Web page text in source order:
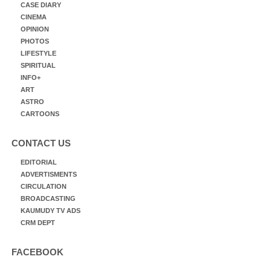
CASE DIARY
CINEMA
OPINION
PHOTOS
LIFESTYLE
SPIRITUAL
INFO+
ART
ASTRO
CARTOONS
CONTACT US
EDITORIAL
ADVERTISMENTS
CIRCULATION
BROADCASTING
KAUMUDY TV ADS
CRM DEPT
FACEBOOK